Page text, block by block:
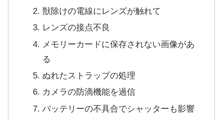
獣除けの電線にレンズが触れて
レンズの接点不良
メモリーカードに保存されない画像があ
る
ぬれたストラップの処理
カメラの防滴機能を過信
バッテリーの不具合でシャッターも影響